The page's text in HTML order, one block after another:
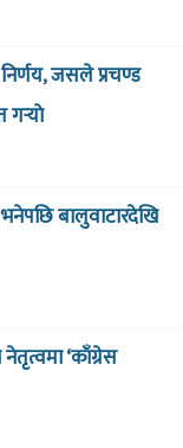
जसले प्रचण्ड
भनेपछि बालुवाटारदेखि
‘काँग्रेस